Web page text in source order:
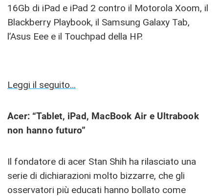
16Gb di iPad e iPad 2 contro il Motorola Xoom, il
Blackberry Playbook, il Samsung Galaxy Tab,
l’Asus Eee e il Touchpad della HP.
Leggi il seguito…
Acer: “Tablet, iPad, MacBook Air e Ultrabook
non hanno futuro”
Il fondatore di acer Stan Shih ha rilasciato una
serie di dichiarazioni molto bizzarre, che gli
osservatori più educati hanno bollato come